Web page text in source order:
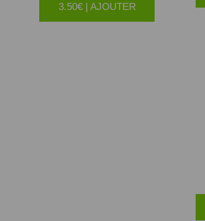
3.50€ | AJOUTER